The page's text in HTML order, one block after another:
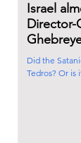
Israel
Director-
Did the
Tedros? Or is